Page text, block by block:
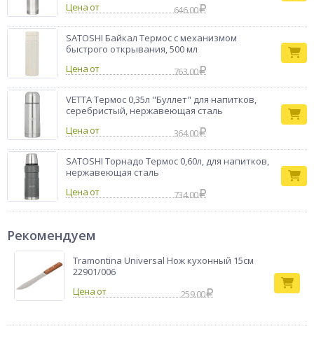
Цена от
646.00
SATOSHI Байкал Термос с механизмом
быстрого открывания, 500 мл
Цена от
763.00
VETTA Термос 0,35л "Буллет" для напитков,
серебристый, нержавеющая сталь
Цена от
364.00
SATOSHI Торнадо Термос 0,60л, для напитков,
нержавеющая сталь
Цена от
734.00
Рекомендуем
Tramontina Universal Нож кухонный 15см
22901/006
259.00